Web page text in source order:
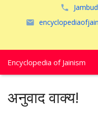
Encyclopedia of Jainism
पूजायें
अनुवाद वाक्य!